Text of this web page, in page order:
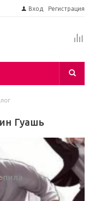
Вход Регистрация
Гуашь